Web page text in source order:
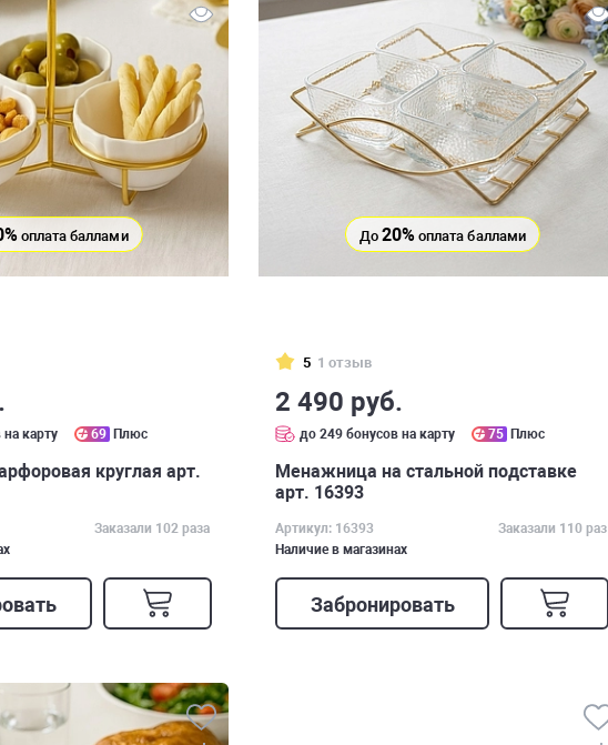
оплата баллами
карту 69 Плюс
круглая арт.
Заказали 102 раза
До 20% оплата баллами
5 1 отзыв
2 490 руб.
до 249 бонусов на карту 75 Плюс
Менажница на стальной подставке
арт. 16393
Артикул: 16393
Заказали 110 раз
Наличие в магазинах
Забронировать